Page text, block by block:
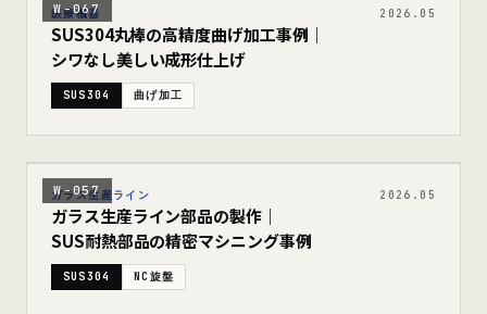
W-067
医療機器 2026.05
SUS304丸棒の高精度曲げ加工事例｜
シワなし美しい成形仕上げ
SUS304 曲げ加工
W-057
ガラス生産ライン 2026.05
ガラス生産ライン部品の製作｜
SUS耐熱部品の精密マシニング事例
SUS304 NC旋盤